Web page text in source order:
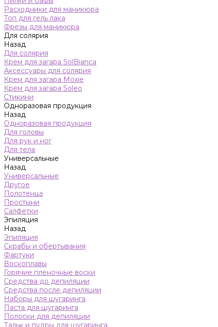
Расходники для маникюра
Топ для гель лака
Фрезы для маникюра
Для солярия
Назад
Для солярия
Крем для загара SolBianca
Аксессуары для солярия
Крем для загара Moxie
Крем для загара Soleo
Стикини
Одноразовая продукция
Назад
Одноразовая продукция
Для головы
Для рук и ног
Для тела
Универсальные
Назад
Универсальные
Другое
Полотенца
Простыни
Салфетки
Эпиляция
Назад
Эпиляция
Скрабы и обертывания
Фартуки
Воскоплавы
Горячие пленочные воски
Средства до депиляции
Средства после депиляции
Наборы для шугаринга
Паста для шугаринга
Полоски для депиляции
Тальк и пудры для шугаринга